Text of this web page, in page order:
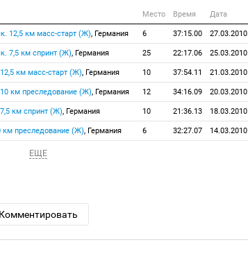
Место Время Дата
12,5 км масс-старт (Ж), Германия 6 37:15.00 27.03.2010
7,5 км спринт (Ж), Германия 25 22:17.06 25.03.2010
км масс-старт (Ж), Германия 10 37:54.11 21.03.2010
км преследование (Ж), Германия 12 34:16.09 20.03.2010
км спринт (Ж), Германия 10 21:36.13 18.03.2010
км преследование (Ж), Германия 6 32:27.07 14.03.2010
ЕЩЕ
Комментировать